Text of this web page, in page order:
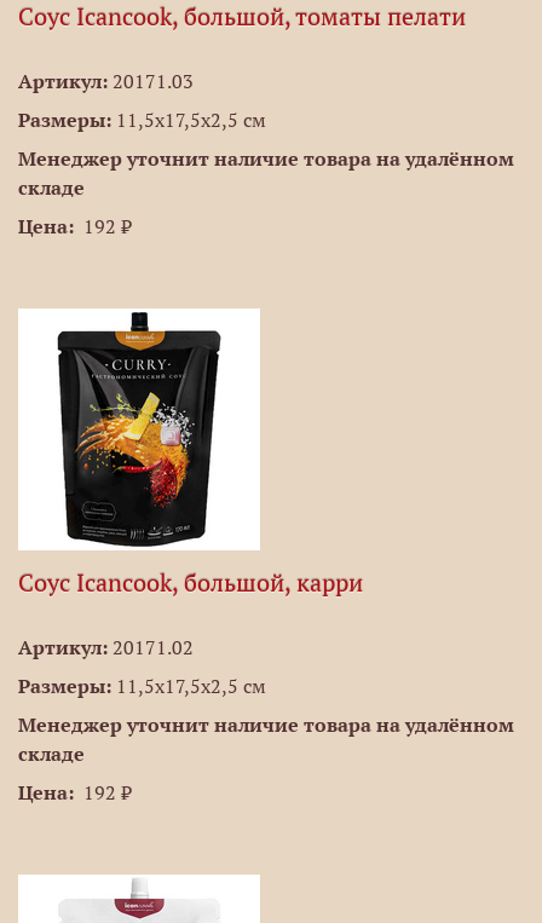
Соус Icancook, большой, томаты пелати
Артикул: 20171.03
Размеры: 11,5х17,5х2,5 см
Менеджер уточнит наличие товара на удалённом
складе
Цена: 192 ₽
Соус Icancook, большой, карри
Артикул: 20171.02
Размеры: 11,5х17,5х2,5 см
Менеджер уточнит наличие товара на удалённом
складе
Цена: 192 ₽